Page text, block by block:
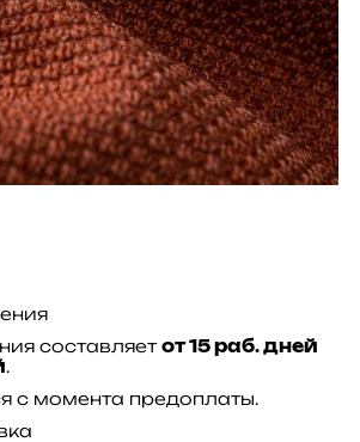
составляет от 15 раб. дней
.
с момента предоплаты.